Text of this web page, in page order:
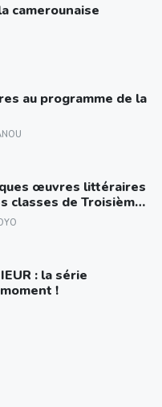
camerounaise
au programme de la
œuvres littéraires
classes de Troisième,
: la série
!